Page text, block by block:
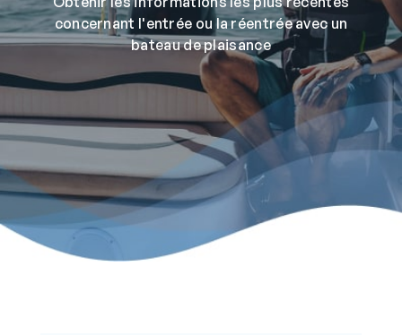
concernant l'entrée ou la réentrée avec un
bateau de plaisance